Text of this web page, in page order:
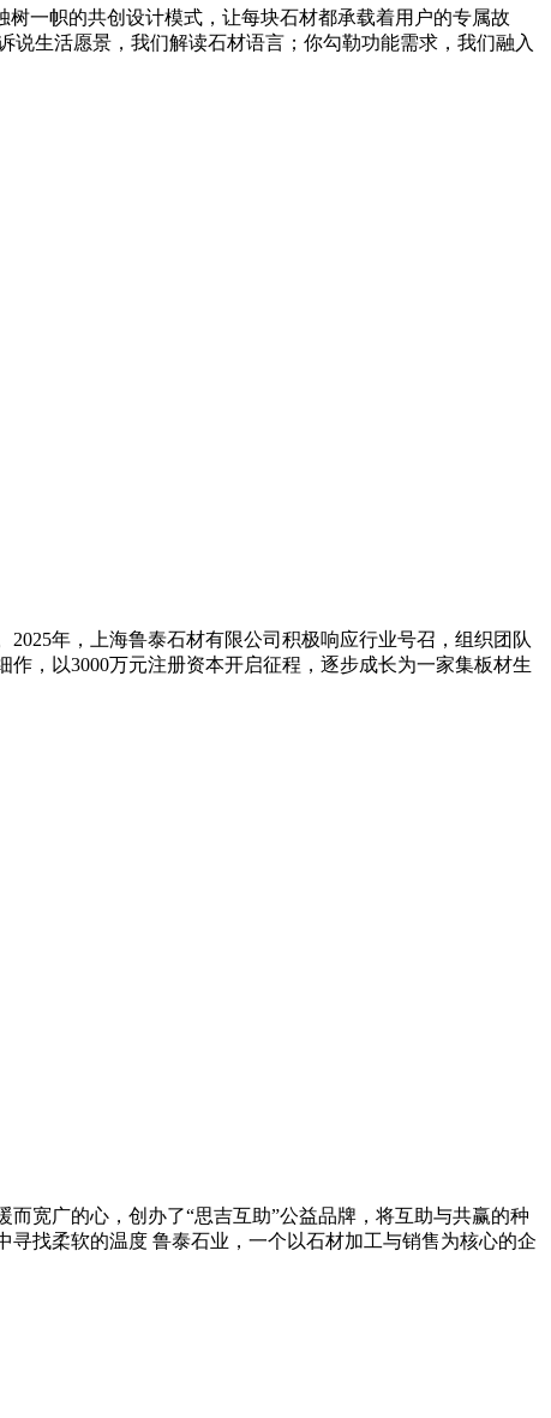
一帜的共创设计模式，让每块石材都承载着用户的专属故
生活愿景，我们解读石材语言；你勾勒功能需求，我们融入
年，上海鲁泰石材有限公司积极响应行业号召，组织团队
，以3000万元注册资本开启征程，逐步成长为一家集板材生
宽广的心，创办了“思吉互助”公益品牌，将互助与共赢的种
找柔软的温度 鲁泰石业，一个以石材加工与销售为核心的企